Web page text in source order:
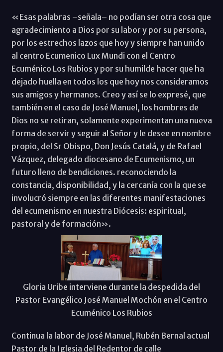
«Esas palabras –señala– no podían ser otra cosa que
agradecimiento a Dios por su labor y por su persona,
por los estrechos lazos que hoy y siempre han unido
al centro Ecumenico Lux Mundi con el Centro
Ecuménico Los Rubios y por su humilde hacer que ha
dejado huella en todos los que hoy nos consideramos
sus amigos y hermanos. Creo y así se lo expresé, que
también en el caso de José Manuel, los hombres de
Dios no se retiran, solamente experimentan una nueva
forma de servir y seguir al Señor y le desee en nombre
propio, del Sr Obispo, Don Jesús Catalá, y de Rafael
Vázquez, delegado diocesano de Ecumenismo, un
futuro lleno de bendiciones. reconociendo la
constancia, disponibilidad, y la cercanía con la que se
involucró siempre en las diferentes manifestaciones
del ecumenismo en nuestra Diócesis: espiritual,
pastoral y de formación».
Gloria Uribe interviene durante la despedida del
Pastor Evangélico José Manuel Mochón en el Centro
Ecuménico Los Rubios
Continua la labor de José Manuel, Rubén Bernal actual
Pastor de la Iglesia del Redentor de calle